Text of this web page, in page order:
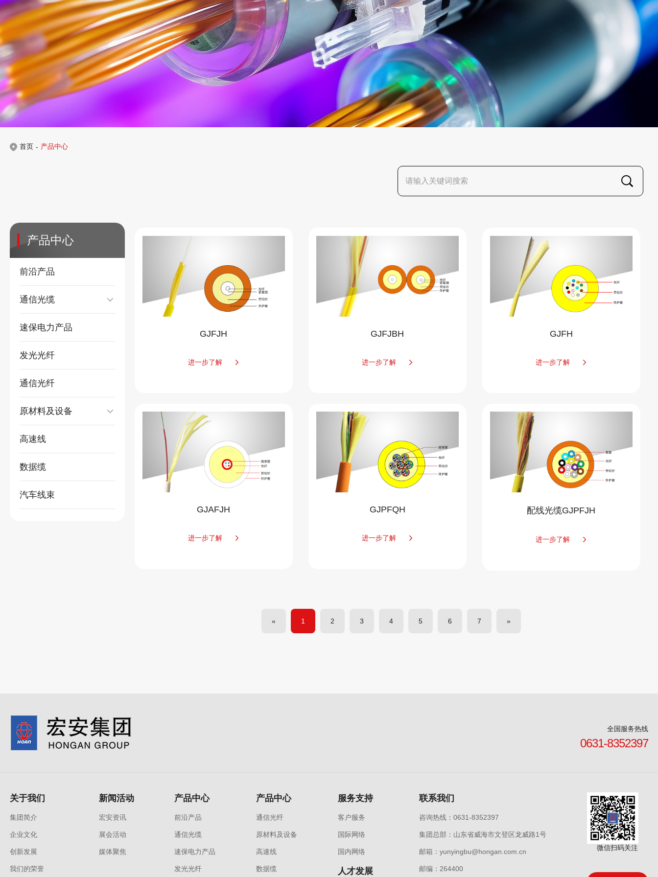
首页 - 产品中心
产品中心
前沿产品
通信光缆
速保电力产品
发光光纤
通信光纤
原材料及设备
高速线
数据缆
汽车线束
GJFJH
进一步了解
GJFJBH
进一步了解
GJFH
进一步了解
GJAFJH
进一步了解
GJPFQH
进一步了解
配线光缆GJPFJH
进一步了解
« 1 2 3 4 5 6 7 »
全国服务热线
0631-8352397
关于我们
集团简介
企业文化
创新发展
我们的荣誉
新闻活动
宏安资讯
展会活动
媒体聚焦
产品中心
前沿产品
通信光缆
速保电力产品
发光光纤
产品中心
通信光纤
原材料及设备
高速线
数据缆
服务支持
客户服务
国际网络
国内网络
人才发展
联系我们
咨询热线：0631-8352397
集团总部：山东省威海市文登区龙威路1号
邮箱：yunyingbu@hongan.com.cn
邮编：264400
微信扫码关注